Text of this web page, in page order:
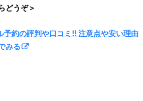
どうぞ＞
予約の評判や口コミ!! 注意点や安い理由
みる